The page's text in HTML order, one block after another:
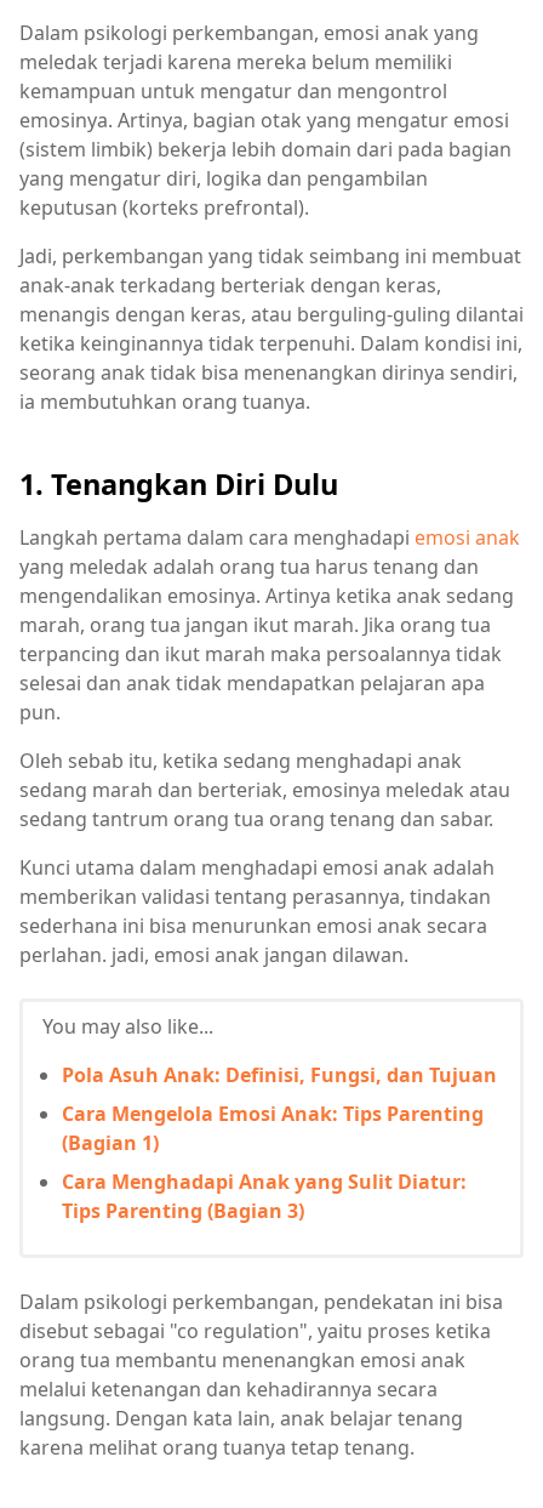
Dalam psikologi perkembangan, emosi anak yang
meledak terjadi karena mereka belum memiliki
kemampuan untuk mengatur dan mengontrol
emosinya. Artinya, bagian otak yang mengatur emosi
(sistem limbik) bekerja lebih domain dari pada bagian
yang mengatur diri, logika dan pengambilan
keputusan (korteks prefrontal).
Jadi, perkembangan yang tidak seimbang ini membuat
anak-anak terkadang berteriak dengan keras,
menangis dengan keras, atau berguling-guling dilantai
ketika keinginannya tidak terpenuhi. Dalam kondisi ini,
seorang anak tidak bisa menenangkan dirinya sendiri,
ia membutuhkan orang tuanya.
1. Tenangkan Diri Dulu
Langkah pertama dalam cara menghadapi emosi anak
yang meledak adalah orang tua harus tenang dan
mengendalikan emosinya. Artinya ketika anak sedang
marah, orang tua jangan ikut marah. Jika orang tua
terpancing dan ikut marah maka persoalannya tidak
selesai dan anak tidak mendapatkan pelajaran apa
pun.
Oleh sebab itu, ketika sedang menghadapi anak
sedang marah dan berteriak, emosinya meledak atau
sedang tantrum orang tua orang tenang dan sabar.
Kunci utama dalam menghadapi emosi anak adalah
memberikan validasi tentang perasannya, tindakan
sederhana ini bisa menurunkan emosi anak secara
perlahan. jadi, emosi anak jangan dilawan.
You may also like...
Pola Asuh Anak: Definisi, Fungsi, dan Tujuan
Cara Mengelola Emosi Anak: Tips Parenting
(Bagian 1)
Cara Menghadapi Anak yang Sulit Diatur:
Tips Parenting (Bagian 3)
Dalam psikologi perkembangan, pendekatan ini bisa
disebut sebagai "co regulation", yaitu proses ketika
orang tua membantu menenangkan emosi anak
melalui ketenangan dan kehadirannya secara
langsung. Dengan kata lain, anak belajar tenang
karena melihat orang tuanya tetap tenang.